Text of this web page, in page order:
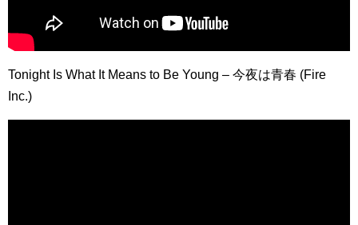
Tonight Is What It Means to Be Young – 今夜は青春 (Fire
Inc.)